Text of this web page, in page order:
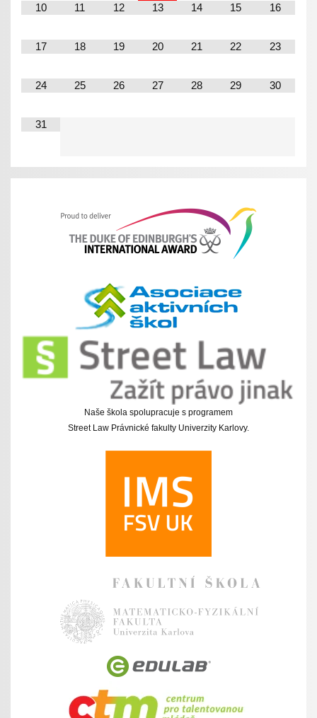
10 11 12 13 14 15 16
17 18 19 20 21 22 23
24 25 26 27 28 29 30
31
Naše škola spolupracuje s programem
Street Law Právnické fakulty Univerzity Karlovy.